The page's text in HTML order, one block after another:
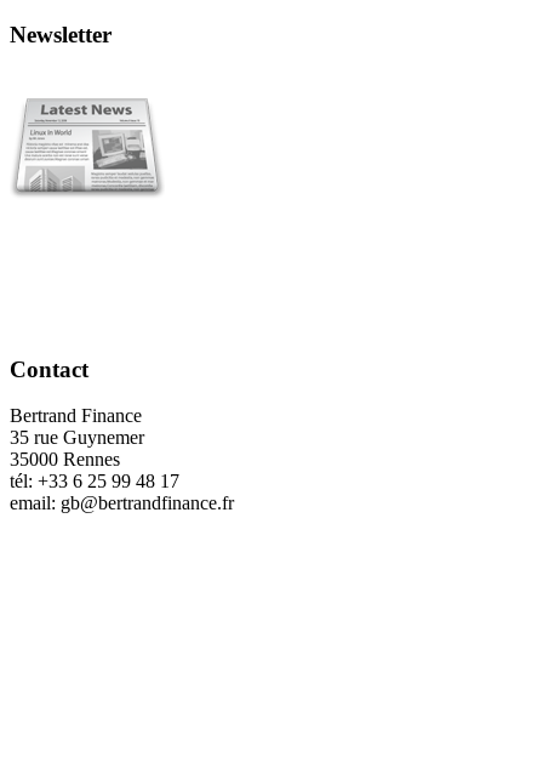
Newsletter
Contact
Bertrand Finance
35 rue Guynemer
35000 Rennes
tél: +33 6 25 99 48 17
email: gb@bertrandfinance.fr